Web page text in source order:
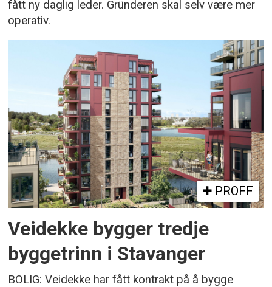
fått ny daglig leder. Gründeren skal selv være mer
operativ.
PROFF
Veidekke bygger tredje
byggetrinn i Stavanger
BOLIG: Veidekke har fått kontrakt på å bygge